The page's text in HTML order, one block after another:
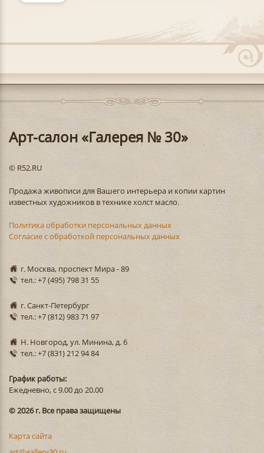
Арт-салон «Галерея № 30»
© R52.RU
Продажа живописи для Вашего интерьера и копии картин
известных художников в технике холст масло.
Политика обработки персональных данных
Согласие с обработкой персональных данных
г. Москва, проспект Мира - 89
тел.: +7 (495) 798 31 55
г. Санкт-Петербург
тел.: +7 (812) 983 71 97
Н. Новгород, ул. Минина, д. 6
тел.: +7 (831) 212 94 84
График работы:
Ежедневно, с 9.00 до 20.00
© 2026 г. Все права защищены
Карта сайта